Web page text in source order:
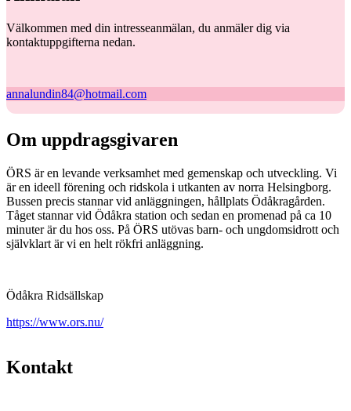
Välkommen med din intresseanmälan, du anmäler dig via
kontaktuppgifterna nedan.
annalundin84@hotmail.com
Om uppdragsgivaren
ÖRS är en levande verksamhet med gemenskap och utveckling. Vi
är en ideell förening och ridskola i utkanten av norra Helsingborg.
Bussen precis stannar vid anläggningen, hållplats Ödåkragården.
Tåget stannar vid Ödåkra station och sedan en promenad på ca 10
minuter är du hos oss. På ÖRS utövas barn- och ungdomsidrott och
självklart är vi en helt rökfri anläggning.
Ödåkra Ridsällskap
https://www.ors.nu/
Kontakt